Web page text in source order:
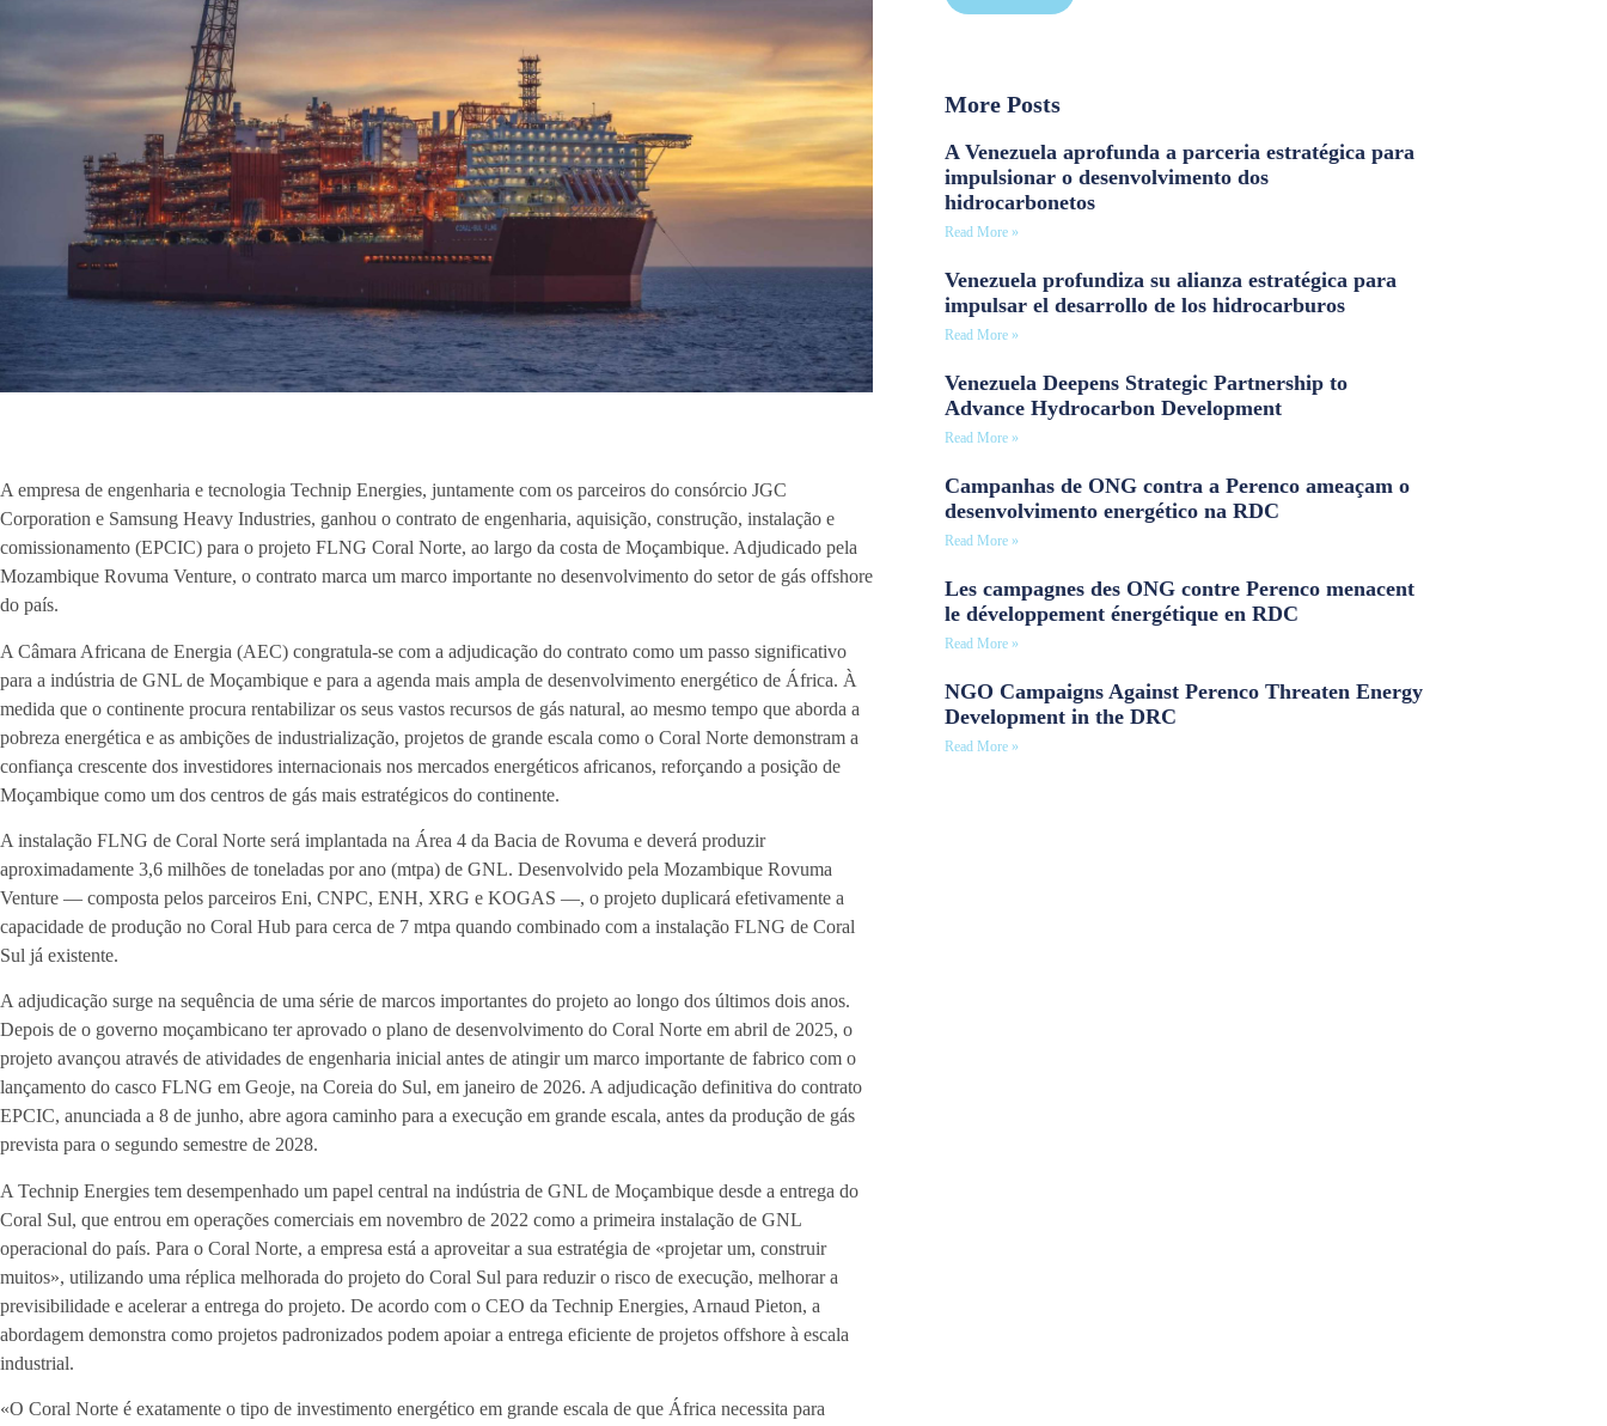
A empresa de engenharia e tecnologia Technip Energies, juntamente com os parceiros do consórcio JGC
Corporation e Samsung Heavy Industries, ganhou o contrato de engenharia, aquisição, construção, instalação e
comissionamento (EPCIC) para o projeto FLNG Coral Norte, ao largo da costa de Moçambique. Adjudicado pela
Mozambique Rovuma Venture, o contrato marca um marco importante no desenvolvimento do setor de gás offshore
do país.
A Câmara Africana de Energia (AEC) congratula-se com a adjudicação do contrato como um passo significativo
para a indústria de GNL de Moçambique e para a agenda mais ampla de desenvolvimento energético de África. À
medida que o continente procura rentabilizar os seus vastos recursos de gás natural, ao mesmo tempo que aborda a
pobreza energética e as ambições de industrialização, projetos de grande escala como o Coral Norte demonstram a
confiança crescente dos investidores internacionais nos mercados energéticos africanos, reforçando a posição de
Moçambique como um dos centros de gás mais estratégicos do continente.
A instalação FLNG de Coral Norte será implantada na Área 4 da Bacia de Rovuma e deverá produzir
aproximadamente 3,6 milhões de toneladas por ano (mtpa) de GNL. Desenvolvido pela Mozambique Rovuma
Venture — composta pelos parceiros Eni, CNPC, ENH, XRG e KOGAS —, o projeto duplicará efetivamente a
capacidade de produção no Coral Hub para cerca de 7 mtpa quando combinado com a instalação FLNG de Coral
Sul já existente.
A adjudicação surge na sequência de uma série de marcos importantes do projeto ao longo dos últimos dois anos.
Depois de o governo moçambicano ter aprovado o plano de desenvolvimento do Coral Norte em abril de 2025, o
projeto avançou através de atividades de engenharia inicial antes de atingir um marco importante de fabrico com o
lançamento do casco FLNG em Geoje, na Coreia do Sul, em janeiro de 2026. A adjudicação definitiva do contrato
EPCIC, anunciada a 8 de junho, abre agora caminho para a execução em grande escala, antes da produção de gás
prevista para o segundo semestre de 2028.
A Technip Energies tem desempenhado um papel central na indústria de GNL de Moçambique desde a entrega do
Coral Sul, que entrou em operações comerciais em novembro de 2022 como a primeira instalação de GNL
operacional do país. Para o Coral Norte, a empresa está a aproveitar a sua estratégia de «projetar um, construir
muitos», utilizando uma réplica melhorada do projeto do Coral Sul para reduzir o risco de execução, melhorar a
previsibilidade e acelerar a entrega do projeto. De acordo com o CEO da Technip Energies, Arnaud Pieton, a
abordagem demonstra como projetos padronizados podem apoiar a entrega eficiente de projetos offshore à escala
industrial.
«O Coral Norte é exatamente o tipo de investimento energético em grande escala de que África necessita para
More Posts
A Venezuela aprofunda a parceria estratégica para
impulsionar o desenvolvimento dos
hidrocarbonetos
Read More »
Venezuela profundiza su alianza estratégica para
impulsar el desarrollo de los hidrocarburos
Read More »
Venezuela Deepens Strategic Partnership to
Advance Hydrocarbon Development
Read More »
Campanhas de ONG contra a Perenco ameaçam o
desenvolvimento energético na RDC
Read More »
Les campagnes des ONG contre Perenco menacent
le développement énergétique en RDC
Read More »
NGO Campaigns Against Perenco Threaten Energy
Development in the DRC
Read More »